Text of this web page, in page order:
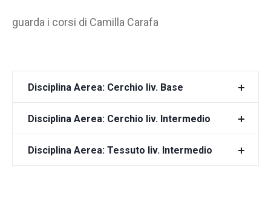
guarda i corsi di Camilla Carafa
Disciplina Aerea: Cerchio liv. Base
Disciplina Aerea: Cerchio liv. Intermedio
Disciplina Aerea: Tessuto liv. Intermedio